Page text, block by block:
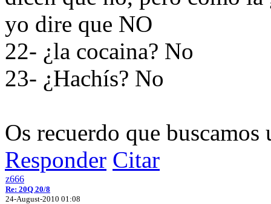
yo dire que NO
22- ¿la cocaina? No
23- ¿Hachís? No
Os recuerdo que
Responder Citar
z666
Re: 20Q 20/8
24-August-2010 01:08